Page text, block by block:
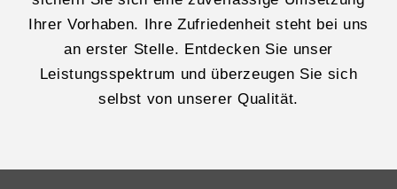
Ihrer Vorhaben. Ihre Zufriedenheit steht bei uns
an erster Stelle. Entdecken Sie unser
Leistungsspektrum und überzeugen Sie sich
selbst von unserer Qualität.